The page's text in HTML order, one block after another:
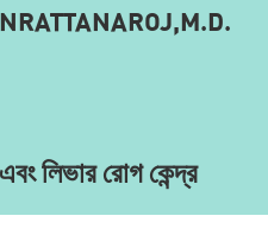
লিভার রোগ কেন্দ্র